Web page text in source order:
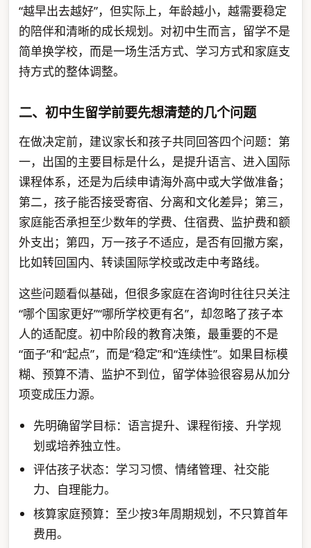
“越早出去越好”，但实际上，年龄越小，越需要稳定
的陪伴和清晰的成长规划。对初中生而言，留学不是
简单换学校，而是一场生活方式、学习方式和家庭支
持方式的整体调整。
二、初中生留学前要先想清楚的几个问题
在做决定前，建议家长和孩子共同回答四个问题：第
一，出国的主要目标是什么，是提升语言、进入国际
课程体系，还是为后续申请海外高中或大学做准备；
第二，孩子能否接受寄宿、分离和文化差异；第三，
家庭能否承担至少数年的学费、住宿费、监护费和额
外支出；第四，万一孩子不适应，是否有回撤方案，
比如转回国内、转读国际学校或改走中考路线。
这些问题看似基础，但很多家庭在咨询时往往只关注
“哪个国家更好”“哪所学校更有名”，却忽略了孩子本
人的适配度。初中阶段的教育决策，最重要的不是
“面子”和“起点”，而是“稳定”和“连续性”。如果目标模
糊、预算不清、监护不到位，留学体验很容易从加分
项变成压力源。
先明确留学目标：语言提升、课程衔接、升学规
划或培养独立性。
评估孩子状态：学习习惯、情绪管理、社交能
力、自理能力。
核算家庭预算：至少按3年周期规划，不只算首年
费用。